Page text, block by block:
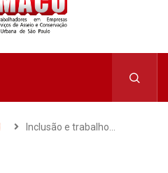
Inclusão e trabalho…